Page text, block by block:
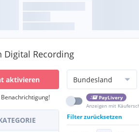
Digital Recording
aktivieren Bundesland
PayLivery
Anzeigen mit
Filter zurücksetzen